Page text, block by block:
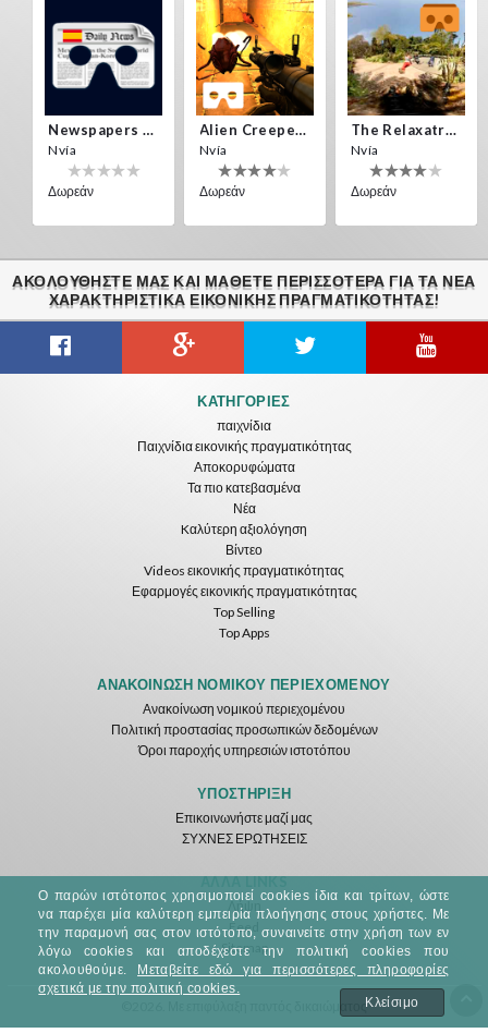
Newspapers Spain VR
Nvía
Δωρεάν
Alien Creepers VR
Nvía
Δωρεάν
The Relaxatron
Nvía
Δωρεάν
Δωρεάν Δωρεάν
Nvía
Δωρεάν
Nvía
Δωρεάν
Jumping Levels
Nvía
Δωρεάν
ΑΚΟΛΟΥΘΉΣΤΕ ΜΑΣ ΚΑΙ ΜΆΘΕΤΕ ΠΕΡΙΣΣΌΤΕΡΑ ΓΙΑ ΤΑ ΝΈΑ
ΧΑΡΑΚΤΗΡΙΣΤΙΚΆ ΕΙΚΟΝΙΚΗΣ ΠΡΑΓΜΑΤΙΚΟΤΗΤΑΣ!
ΚΑΤΗΓΟΡΊΕΣ
παιχνίδια
Παιχνίδια εικονικής πραγματικότητας
Αποκορυφώματα
Τα πιο κατεβασμένα
Νέα
Kαλύτερη αξιολόγηση
Βίντεο
Videos εικονικής πραγματικότητας
Εφαρμογές εικονικής πραγματικότητας
Top Selling
Top Apps
ΑΝΑΚΟΊΝΩΣΗ ΝΟΜΙΚΟΎ ΠΕΡΙΕΧΟΜΈΝΟΥ
Ανακοίνωση νομικού περιεχομένου
Πολιτική προστασίας προσωπικών δεδομένων
Όροι παροχής υπηρεσιών ιστοτόπου
ΥΠΟΣΤΉΡΙΞΗ
Επικοινωνήστε μαζί μας
ΣΥΧΝΕΣ ΕΡΩΤΗΣΕΙΣ
ΆΛΛΑ LINKS
Λήψη
Feed
Sitemap
©2026. Με επιφύλαξη παντός δικαιώματος
Ο παρών ιστότοπος χρησιμοποιεί cookies ίδια και τρίτων, ώστε
να παρέχει μία καλύτερη εμπειρία πλοήγησης στους χρήστες. Με
την παραμονή σας στον ιστότοπο, συναινείτε στην χρήση των εν
λόγω cookies και αποδέχεστε την πολιτική cookies που
ακολουθούμε.
Μεταβείτε εδώ για περισσότερες πληροφορίες
σχετικά με την πολιτική cookies.
Κλείσιμο